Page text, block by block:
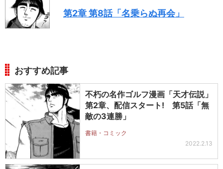
第2章 第8話「名乗らぬ再会」
おすすめ記事
不朽の名作ゴルフ漫画「天才伝説」
第2章、配信スタート! 第5話「無
敵の3連勝」
書籍・コミック
2022.2.13